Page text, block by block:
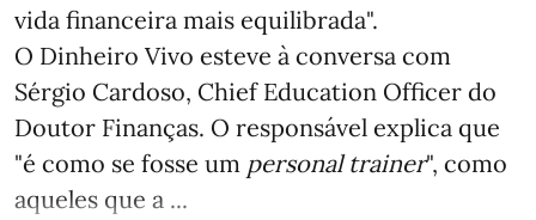
vida financeira mais equilibrada".
O Dinheiro Vivo esteve à conversa com
Sérgio Cardoso, Chief Education Officer do
Doutor Finanças. O responsável explica que
"é como se fosse um personal trainer", como
aqueles que a ...